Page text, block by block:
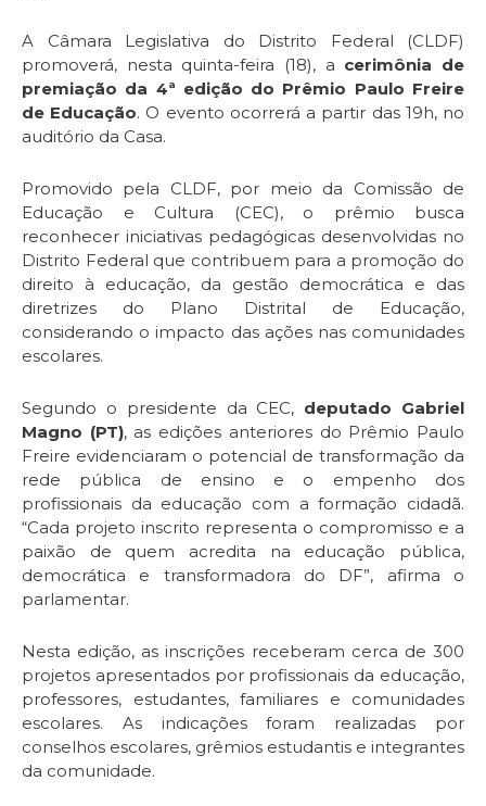
A Câmara Legislativa do Distrito Federal (CLDF)
promoverá, nesta quinta-feira (18), a cerimônia de
premiação da 4ª edição do Prêmio Paulo Freire
de Educação. O evento ocorrerá a partir das 19h, no
auditório da Casa.
Promovido pela CLDF, por meio da Comissão de
Educação e Cultura (CEC), o prêmio busca
reconhecer iniciativas pedagógicas desenvolvidas no
Distrito Federal que contribuem para a promoção do
direito à educação, da gestão democrática e das
diretrizes do Plano Distrital de Educação,
considerando o impacto das ações nas comunidades
escolares.
Segundo o presidente da CEC, deputado Gabriel
Magno (PT), as edições anteriores do Prêmio Paulo
Freire evidenciaram o potencial de transformação da
rede pública de ensino e o empenho dos
profissionais da educação com a formação cidadã.
“Cada projeto inscrito representa o compromisso e a
paixão de quem acredita na educação pública,
democrática e transformadora do DF”, afirma o
parlamentar.
Nesta edição, as inscrições receberam cerca de 300
projetos apresentados por profissionais da educação,
professores, estudantes, familiares e comunidades
escolares. As indicações foram realizadas por
conselhos escolares, grêmios estudantis e integrantes
da comunidade.